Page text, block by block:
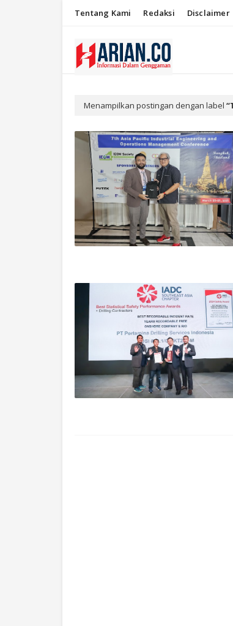
Tentang Kami Redaksi Disclaimer
Menampilkan postingan dengan label